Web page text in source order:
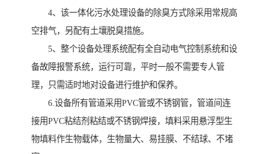
4、该一体化污水处理设备的除臭方式除采用常规高
空排气，另配有土壤脱臭措施。
5、整个设备处理系统配有全自动电气控制系统和设
备故障报警系统，运行可靠，平时一般不需要专人管
理，只需适时地对设备进行维护和保养。
6.设备所有管道采用PVC管或不锈钢管，管道间连
接用PVC粘结剂粘结或不锈钢焊接，填料采用悬浮型生
物填料作生物载体，生物量大、易挂膜、不结球、不堵